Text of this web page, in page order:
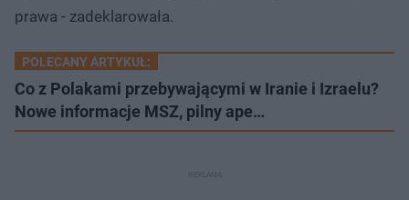
prawa - zadeklarowała.
POLECANY ARTYKUŁ:
Co z Polakami przebywającymi w Iranie i Izraelu?
Nowe informacje MSZ, pilny ape…